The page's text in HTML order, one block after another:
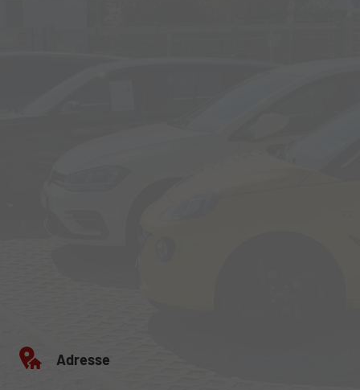
Adresse